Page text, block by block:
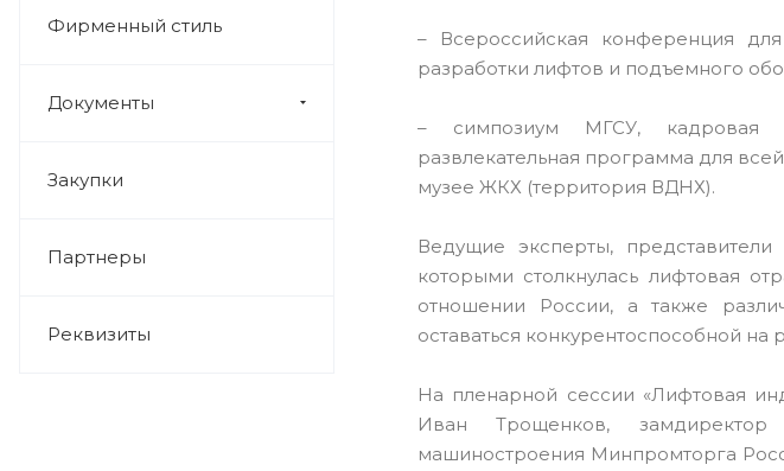
Фирменный стиль
Документы
Закупки
Партнеры
Реквизиты
– Всероссийская конференция
разработки лифтов и подъемного
– симпозиум МГСУ, кадровая
развлекательная программа для
музее ЖКХ (территория ВДНХ).
Ведущие эксперты,
которыми столкнулась лифтовая
отношении России, а также
оставаться конкурентоспособной
На пленарной сессии «Лифтовая
Иван Трощенков, замдиректор
машиностроения Минпромторга